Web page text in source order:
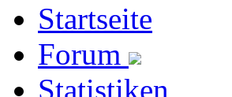
Startseite
Forum
Statistiken